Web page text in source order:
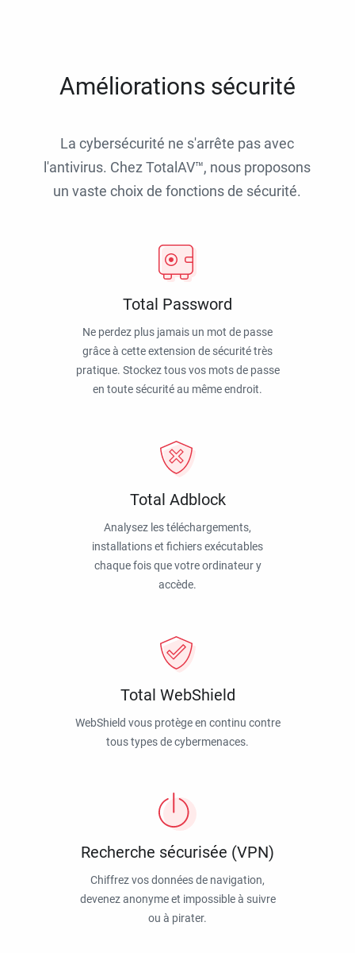
Améliorations sécurité
La cybersécurité ne s'arrête pas avec
l'antivirus. Chez TotalAV™, nous proposons
un vaste choix de fonctions de sécurité.
Total Password
Ne perdez plus jamais un mot de passe
grâce à cette extension de sécurité très
pratique. Stockez tous vos mots de passe
en toute sécurité au même endroit.
Total Adblock
Analysez les téléchargements,
installations et fichiers exécutables
chaque fois que votre ordinateur y
accède.
Total WebShield
WebShield vous protège en continu contre
tous types de cybermenaces.
Recherche sécurisée (VPN)
Chiffrez vos données de navigation,
devenez anonyme et impossible à suivre
ou à pirater.